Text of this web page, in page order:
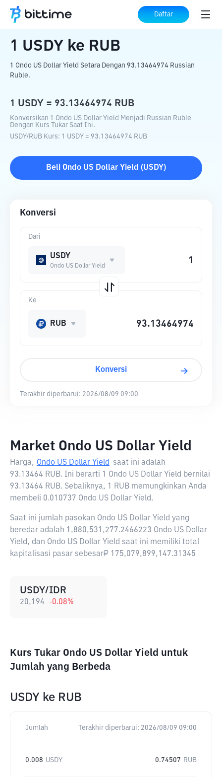
Daftar
Beranda Konverter Kripto RUB
1 USDY ke RUB
1 Ondo US Dollar Yield Setara Dengan 93.13464974 Russian
Ruble.
1 USDY = 93.13464974 RUB
Konversikan 1 Ondo US Dollar Yield Menjadi Russian Ruble
Dengan Kurs Tukar Saat Ini.
USDY/RUB Kurs: 1 USDY = 93.13464974 RUB
Beli Ondo US Dollar Yield (USDY)
Konversi
Dari
USDY
Ondo US Dollar Yield
Ke
RUB
Konversi
Terakhir diperbarui: 2026/08/09 09:00
Market Ondo US Dollar Yield
Harga, Ondo US Dollar Yield
saat ini adalah
93.13464 RUB. Ini berarti 1 Ondo US Dollar Yield bernilai
93.13464 RUB. Sebaliknya, 1 RUB memungkinkan Anda
membeli 0.010737 Ondo US Dollar Yield.
Saat ini jumlah pasokan Ondo US Dollar Yield yang
beredar adalah 1,880,531,277.2466223 Ondo US Dollar
Yield, dan Ondo US Dollar Yield saat ini memiliki total
kapitalisasi pasar sebesar₽ 175,079,899,147.31345
USDY/IDR
20,194 -0.08%
Kurs Tukar Ondo US Dollar Yield untuk
Jumlah yang Berbeda
USDY ke RUB
Jumlah Terakhir diperbarui: 2026/08/09 09:00
0.008 USDY 0.74507 RUB